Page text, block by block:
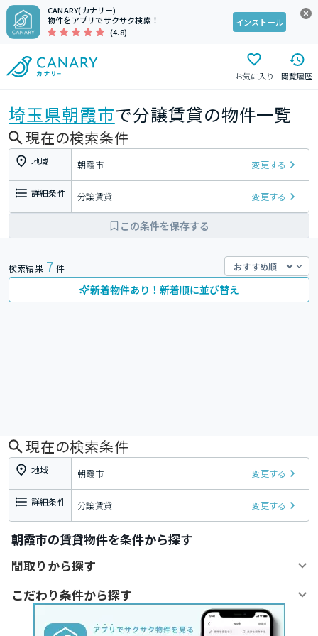
CANARY(カナリー)
物件をアプリでサクサク検索！
(4.8)
インストール
お気に入り 閲覧履歴
埼玉県朝霞市で分譲賃貸の物件一覧
現在の検索条件
地域 朝霞市 変更する
詳細条件 分譲賃貸 変更する
この条件を保存する
検索結果 7 件
新着物件あり！新着順に並び替え
現在の検索条件
地域 朝霞市 変更する
詳細条件 分譲賃貸 変更する
朝霞市の賃貸物件を条件から探す
間取りから探す
こだわり条件から探す